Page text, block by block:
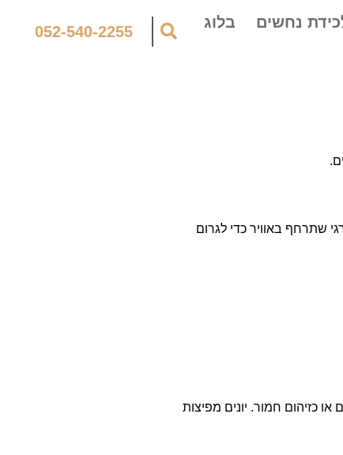
נחשים
בלוג
052-540-2255
שתרחף באוויר כדי לגרום
כזיהום חמור. יונים מפיצות